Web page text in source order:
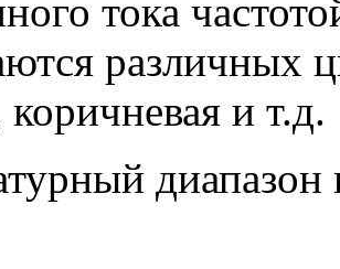
тока
различных
коричневая и т.д.
диапазон